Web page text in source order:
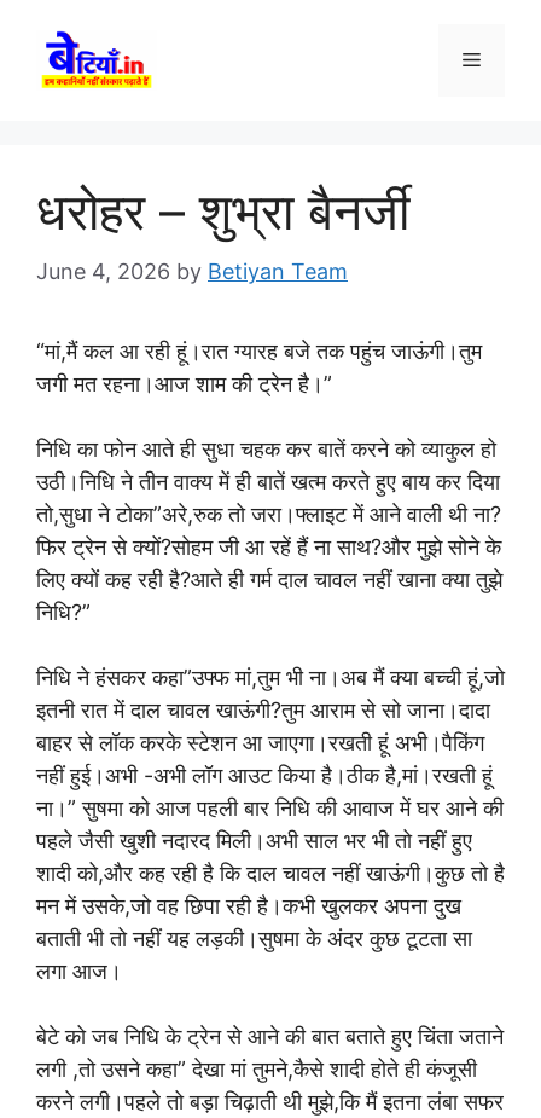
content
Menu
धरोहर – शुभ्रा बैनर्जी
June 4, 2026 by Betiyan Team
“मां,मैं कल आ रही हूं।रात ग्यारह बजे तक पहुंच जाऊंगी।तुम
जगी मत रहना।आज शाम की ट्रेन है।”
निधि का फोन आते ही सुधा चहक कर बातें करने को व्याकुल हो
उठी।निधि ने तीन वाक्य में ही बातें खत्म करते हुए बाय कर दिया
तो,सुधा ने टोका”अरे,रुक तो जरा।फ्लाइट में आने वाली थी ना?
फिर ट्रेन से क्यों?सोहम जी आ रहें हैं ना साथ?और मुझे सोने के
लिए क्यों कह रही है?आते ही गर्म दाल चावल नहीं खाना क्या तुझे
निधि?”
निधि ने हंसकर कहा”उफ्फ मां,तुम भी ना।अब मैं क्या बच्ची हूं,जो
इतनी रात में दाल चावल खाऊंगी?तुम आराम से सो जाना।दादा
बाहर से लॉक करके स्टेशन आ जाएगा।रखती हूं अभी।पैकिंग
नहीं हुई।अभी -अभी लॉग आउट किया है।ठीक है,मां।रखती हूं
ना।” सुषमा को आज पहली बार निधि की आवाज में घर आने की
पहले जैसी खुशी नदारद मिली।अभी साल भर भी तो नहीं हुए
शादी को,और कह रही है कि दाल चावल नहीं खाऊंगी।कुछ तो है
मन में उसके,जो वह छिपा रही है।कभी खुलकर अपना दुख
बताती भी तो नहीं यह लड़की।सुषमा के अंदर कुछ टूटता सा
लगा आज।
बेटे को जब निधि के ट्रेन से आने की बात बताते हुए चिंता जताने
लगी ,तो उसने कहा” देखा मां तुमने,कैसे शादी होते ही कंजूसी
करने लगी।पहले तो बड़ा चिढ़ाती थी मुझे,कि मैं इतना लंबा सफर